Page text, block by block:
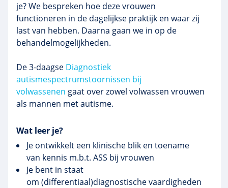
je? We bespreken hoe deze vrouwen
functioneren in de dagelijkse praktijk en waar zij
last van hebben. Daarna gaan we in op de
behandelmogelijkheden.
De 3-daagse Diagnostiek
autismespectrumstoornissen bij
volwassenen gaat over zowel volwassen vrouwen
als mannen met autisme.
Wat leer je?
Je ontwikkelt een klinische blik en toename
van kennis m.b.t. ASS bij vrouwen
Je bent in staat
om (differentiaal)diagnostische vaardigheden